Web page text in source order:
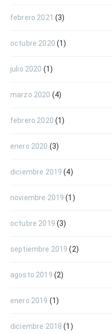
febrero 2021 (3)
octubre 2020 (1)
julio 2020 (1)
marzo 2020 (4)
febrero 2020 (1)
enero 2020 (3)
diciembre 2019 (4)
noviembre 2019 (1)
octubre 2019 (3)
septiembre 2019 (2)
agosto 2019 (2)
enero 2019 (1)
diciembre 2018 (1)